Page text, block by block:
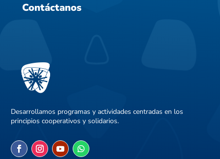
Contáctanos
Desarrollamos programas y actividades centradas en los
principios cooperativos y solidarios.